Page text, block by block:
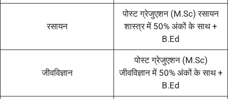
रसायन
पोस्ट ग्रेजुएशन (M.Sc) रसायन
शास्त्र में 50% अंकों के साथ +
B.Ed
जीवविज्ञान
पोस्ट ग्रेजुएशन (M.Sc)
जीवविज्ञान में 50% अंकों के साथ +
B.Ed